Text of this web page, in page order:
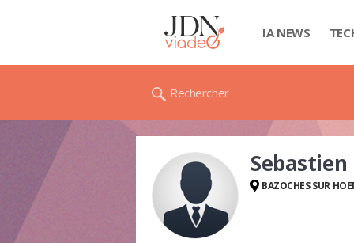
IA NEWS
Rechercher
Sebastien
BAZOCHES SUR